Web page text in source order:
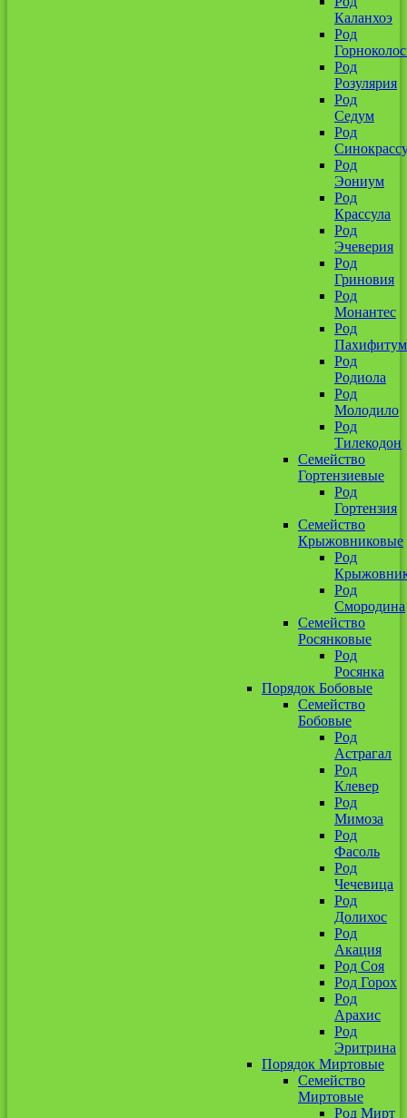
Каланхоэ
Род
Род
Розулярия
Род
Седум
Род
Род
Эониум
Род
Крассула
Род
Эчеверия
Род
Гриновия
Род
Монантес
Род
Пахифитум
Род
Родиола
Род
Молодило
Род
Тилекодон
Семейство
Гортензиевые
Род
Гортензия
Семейство
Крыжовниковые
Род
Род
Смородина
Семейство
Росянковые
Род
Росянка
Порядок Бобовые
Семейство
Бобовые
Род
Астрагал
Род
Клевер
Род
Мимоза
Род
Фасоль
Род
Чечевица
Род
Долихос
Род
Акация
Род Соя
Род Горох
Род
Арахис
Род
Эритрина
Порядок Миртовые
Семейство
Миртовые
Род Мирт